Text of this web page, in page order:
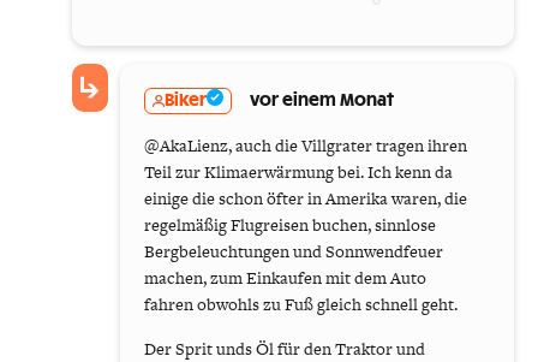
Biker vor einem Monat
@AkaLienz, auch die Villgrater tragen ihren
Teil zur Klimaerwärmung bei. Ich kenn da
einige die schon öfter in Amerika waren, die
regelmäßig Flugreisen buchen, sinnlose
Bergbeleuchtungen und Sonnwendfeuer
machen, zum Einkaufen mit dem Auto
fahren obwohls zu Fuß gleich schnell geht.
Der Sprit unds Öl für den Traktor und